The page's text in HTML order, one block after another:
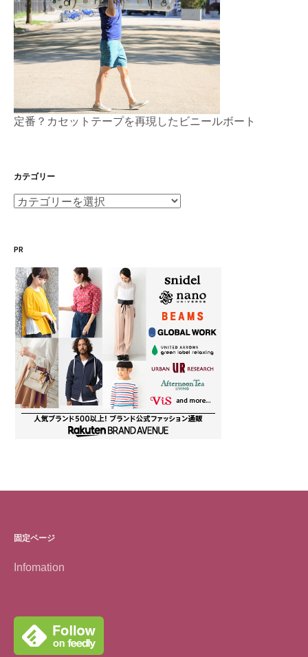
定番？カセットテープを再現したビニールボート
カテゴリー
カ
リ
ー
PR
固定ページ
Infomation